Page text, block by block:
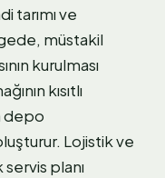
tarımı ve
müstakil
kurulması
kısıtlı
depo
Lojistik ve
servis planı